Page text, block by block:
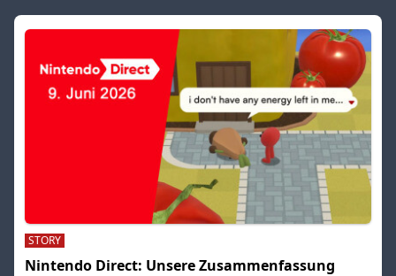
STORY
Nintendo Direct: Unsere Zusammenfassung